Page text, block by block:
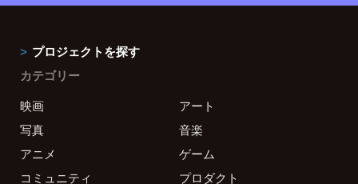
プロジェクトを探す
カテゴリー
映画
アート
写真
音楽
アニメ
ゲーム
コミュニティ
プロダクト